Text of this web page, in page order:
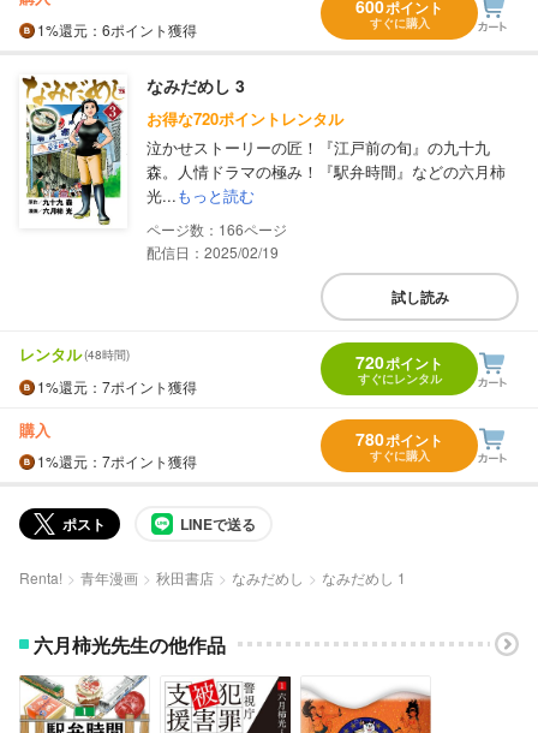
1%還元 ：6ポイント獲得
600ポイント
すぐに購入
なみだめし 3
お得な720ポイントレンタル
泣かせストーリーの匠！『江戸前の旬』の九十九
森。人情ドラマの極み！『駅弁時間』などの六月柿
光...もっと読む
166
配信日：2025/02/19
試し読み
レンタル(48時間)
1%還元 ：7ポイント獲得
720ポイント
すぐにレンタル
購入
1%還元 ：7ポイント獲得
780ポイント
すぐに購入
ポスト LINEで送る
Renta! 青年漫画 秋田書店 なみだめし なみだめし 1
六月柿光先生の他作品